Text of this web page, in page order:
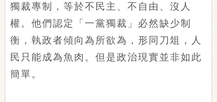
獨裁專制，等於不民主、不自由、沒人
權。他們認定「一黨獨裁」必然缺少制
衡，執政者傾向為所欲為，形同刀俎，人
民只能成為魚肉。但是政治現實並非如此
簡單。